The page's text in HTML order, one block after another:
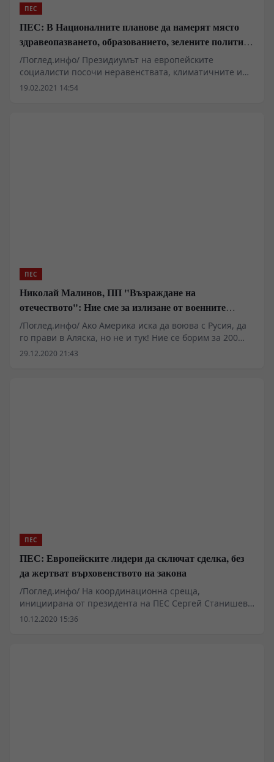
ПЕС
ПЕС: В Националните планове да намерят място
здравеопазването, образованието, зелените политики
и върховенството на закона
/Поглед.инфо/ Президиумът на европейските
социалисти посочи неравенствата, климатичните и
демографски проблеми и пандемията, като основни
19.02.2021 14:54
ПЕС
Николай Малинов, ПП "Възраждане на
отечеството": Ние сме за излизане от военните
структури на НАТО, но чрез референдум
/Поглед.инфо/ Ако Америка иска да воюва с Русия, да
го прави в Аляска, но не и тук! Ние се борим за 200
хиляди избиратели, за да защитим политически
29.12.2020 21:43
ПЕС
ПЕС: Европейските лидери да сключат сделка, без
да жертват върховенството на закона
/Поглед.инфо/ На координационна среща,
инициирана от президента на ПЕС Сергей Станишев,
леви премиери, партийни лидери и еврокомисари
10.12.2020 15:36